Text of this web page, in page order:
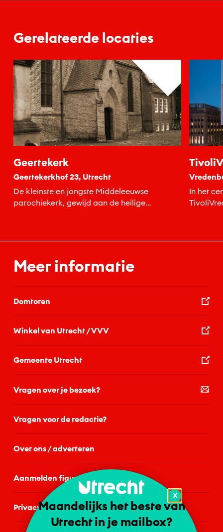
Gerelateerde locaties
Geertekerk
Geertekerkhof 23, Utrecht
De kleinste en jongste Middeleeuwse
parochiekerk, gewijd aan de heilige
In het
Meer informatie
Domtoren
Winkel van Utrecht / VVV
Gemeente Utrecht
Vragen over je bezoek?
Vragen voor de redactie?
Over ons / adverteren
Aanmelden figurant
Privacystatement
X
Maandelijks het beste van
Utrecht in je mailbox?